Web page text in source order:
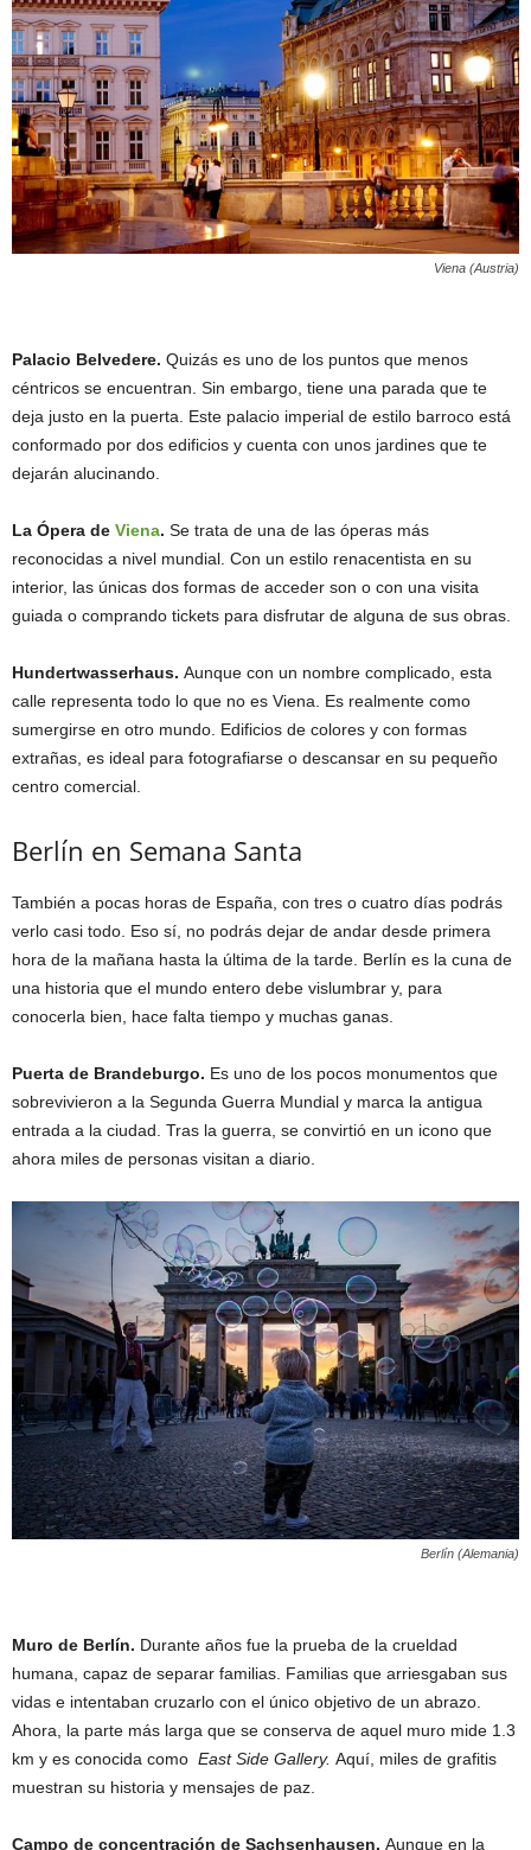
Viena (Austria)
Palacio Belvedere. Quizás es uno de los puntos que menos
céntricos se encuentran. Sin embargo, tiene una parada que te
deja justo en la puerta. Este palacio imperial de estilo barroco está
conformado por dos edificios y cuenta con unos jardines que te
dejarán alucinando.
La Ópera de Viena. Se trata de una de las óperas más
reconocidas a nivel mundial. Con un estilo renacentista en su
interior, las únicas dos formas de acceder son o con una visita
guiada o comprando tickets para disfrutar de alguna de sus obras.
Hundertwasserhaus. Aunque con un nombre complicado, esta
calle representa todo lo que no es Viena. Es realmente como
sumergirse en otro mundo. Edificios de colores y con formas
extrañas, es ideal para fotografiarse o descansar en su pequeño
centro comercial.
Berlín en Semana Santa
También a pocas horas de España, con tres o cuatro días podrás
verlo casi todo. Eso sí, no podrás dejar de andar desde primera
hora de la mañana hasta la última de la tarde. Berlín es la cuna de
una historia que el mundo entero debe vislumbrar y, para
conocerla bien, hace falta tiempo y muchas ganas.
Puerta de Brandeburgo. Es uno de los pocos monumentos que
sobrevivieron a la Segunda Guerra Mundial y marca la antigua
entrada a la ciudad. Tras la guerra, se convirtió en un icono que
ahora miles de personas visitan a diario.
Berlín (Alemania)
Muro de Berlín. Durante años fue la prueba de la crueldad
humana, capaz de separar familias. Familias que arriesgaban sus
vidas e intentaban cruzarlo con el único objetivo de un abrazo.
Ahora, la parte más larga que se conserva de aquel muro mide 1.3
km y es conocida como East Side Gallery. Aquí, miles de grafitis
muestran su historia y mensajes de paz.
Campo de concentración de Sachsenhausen. Aunque en la